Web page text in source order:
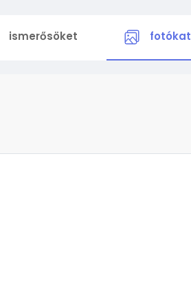
ismerősöket fotókat